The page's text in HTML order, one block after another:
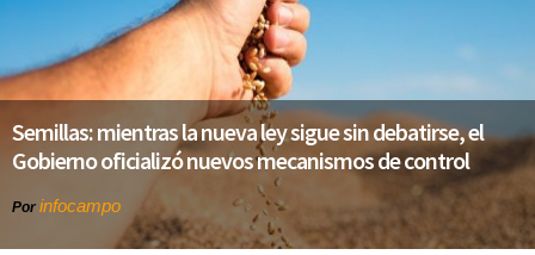
Semillas: mientras la nueva ley sigue sin debatirse, el
Gobierno oficializó nuevos mecanismos de control
Por infocampo